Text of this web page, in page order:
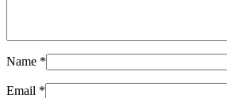
Name *
Email *